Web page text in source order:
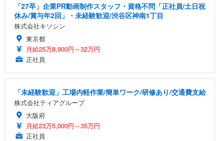
「27卒」企業PR動画制作スタッフ・資格不問「正社員/土日祝
休み/賞与年2回」・未経験歓迎/渋谷区神南1丁目
株式会社キソシン
東京都
月給25万8,900円～32万円
正社員
「未経験歓迎」工場内軽作業/簡単ワーク/研修あり/交通費支給
株式会社ティアグループ
大阪府
月給23万5,000円～35万円
正社員